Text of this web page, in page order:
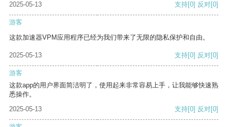
2025-05-13 支持[0] 反对[0]
游客
这款加速器VPM应用程序已经为我们带来了无限的隐私保护和自由。
2025-05-13 支持[0] 反对[0]
游客
这款app的用户界面简洁明了，使用起来非常容易上手，让我能够快速熟
悉操作。
2025-05-13
支持[0] 反对[0]